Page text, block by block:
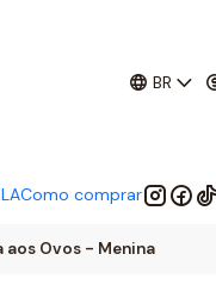
BR
Como comprar
Ovos - Menina